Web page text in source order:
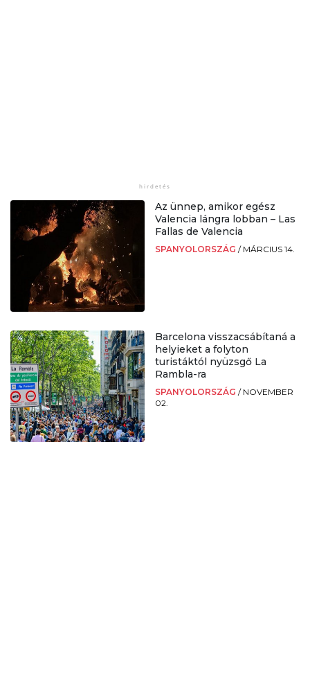
Az ünnep, amikor egész
Valencia lángra lobban – Las
Fallas de Valencia
SPANYOLORSZÁG / MÁRCIUS 14.
Barcelona visszacsábítaná a
helyieket a folyton
turistáktól nyüzsgő La
Rambla-ra
SPANYOLORSZÁG / NOVEMBER
02.